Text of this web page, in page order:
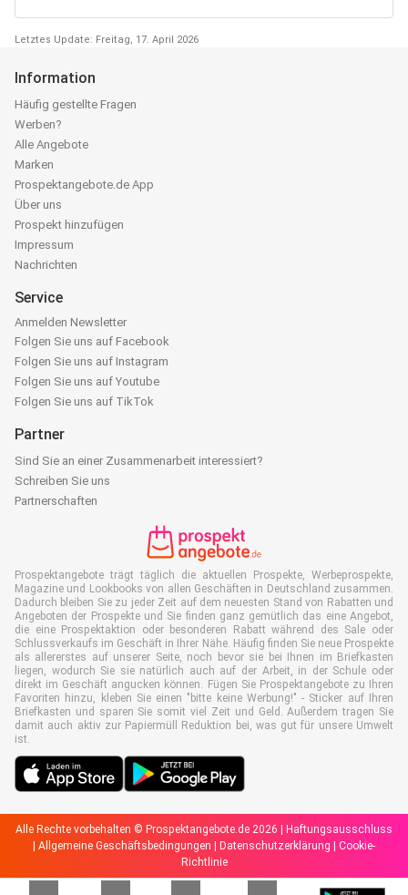
Letztes Update: Freitag, 17. April 2026
Information
Häufig gestellte Fragen
Werben?
Alle Angebote
Marken
Prospektangebote.de App
Über uns
Prospekt hinzufügen
Impressum
Nachrichten
Service
Anmelden Newsletter
Folgen Sie uns auf Facebook
Folgen Sie uns auf Instagram
Folgen Sie uns auf Youtube
Folgen Sie uns auf TikTok
Partner
Sind Sie an einer Zusammenarbeit interessiert?
Schreiben Sie uns
Partnerschaften
Prospektangebote trägt täglich die aktuellen Prospekte, Werbeprospekte,
Magazine und Lookbooks von allen Geschäften in Deutschland zusammen.
Dadurch bleiben Sie zu jeder Zeit auf dem neuesten Stand von Rabatten und
Angeboten der Prospekte und Sie finden ganz gemütlich das eine Angebot,
die eine Prospektaktion oder besonderen Rabatt während des Sale oder
Schlussverkaufs im Geschäft in Ihrer Nähe. Häufig finden Sie neue Prospekte
als allererstes auf unserer Seite, noch bevor sie bei Ihnen im Briefkasten
liegen, wodurch Sie sie natürlich auch auf der Arbeit, in der Schule oder
direkt im Geschäft angucken können. Fügen Sie Prospektangebote zu Ihren
Favoriten hinzu, kleben Sie einen "bitte keine Werbung!" - Sticker auf Ihren
Briefkasten und sparen Sie somit viel Zeit und Geld. Außerdem tragen Sie
damit auch aktiv zur Papiermüll Reduktion bei, was gut für unsere Umwelt
ist.
Alle Rechte vorbehalten © Prospektangebote.de 2026 |
Haftungsausschluss
Allgemeine Geschäftsbedingungen Datenschutzerklärung
Cookie-
Richtlinie